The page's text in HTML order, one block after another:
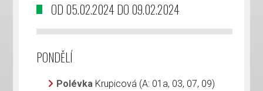
OD 05.02.2024 DO 09.02.2024
PONDĚLÍ
Polévka Krupicová (A: 01a, 03, 07, 09)